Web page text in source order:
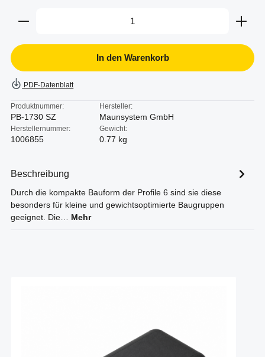
Produkt Anzahl: Gib den gewünschten Wert ein
In den Warenkorb
PDF-Datenblatt
Produktnummer:
PB-1730 SZ
Hersteller:
Maunsystem GmbH
Herstellernummer:
1006855
Gewicht:
0.77 kg
Beschreibung
Durch die kompakte Bauform der Profile 6 sind sie diese
besonders für kleine und gewichtsoptimierte Baugruppen
geeignet. Die… Mehr